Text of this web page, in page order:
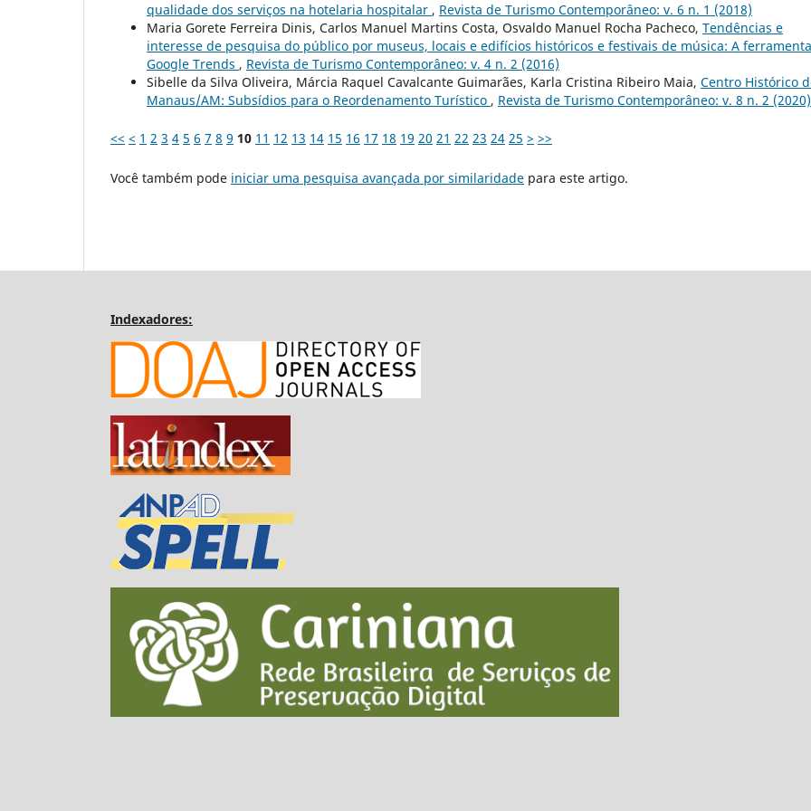
qualidade dos serviços na hotelaria hospitalar , Revista de Turismo Contemporâneo: v. 6 n. 1 (2018)
Maria Gorete Ferreira Dinis, Carlos Manuel Martins Costa, Osvaldo Manuel Rocha Pacheco, Tendências e
interesse de pesquisa do público por museus, locais e edifícios históricos e festivais de música: A ferramenta
Google Trends , Revista de Turismo Contemporâneo: v. 4 n. 2 (2016)
Sibelle da Silva Oliveira, Márcia Raquel Cavalcante Guimarães, Karla Cristina Ribeiro Maia, Centro Histórico
Manaus/AM: Subsídios para o Reordenamento Turístico , Revista de Turismo Contemporâneo: v. 8 n. 2 (2020)
<< < 1 2 3 4 5 6 7 8 9 10 11 12 13 14 15 16 17 18 19 20 21 22 23 24 25 > >>
Você também pode iniciar uma pesquisa avançada por similaridade para este artigo.
Indexadores: